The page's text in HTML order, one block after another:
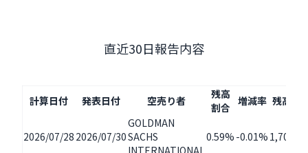
直近30日報告内容
計算日付 発表日付 空売り者
残高
割合 増減率 残高株
2026/07/28 2026/07/30
GOLDMAN
SACHS
INTERNATIONAL
0.59% -0.01%